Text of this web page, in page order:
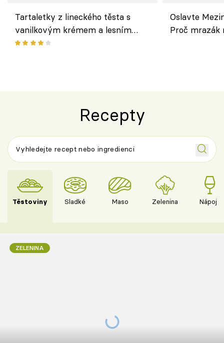
Tartaletky z lineckého těsta s
vanilkovým krémem a lesním
ovocem podle Bread Society
Oslavte
Proč
Recepty
Těstoviny Sladké Maso Zelenina Nápoje
ZELENINA